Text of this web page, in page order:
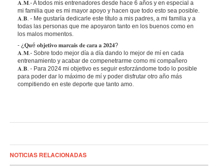
𝐀.𝐌.- A todos mis entrenadores desde hace 6 años y en especial a
mi familia que es mi mayor apoyo y hacen que todo esto sea posible.
𝐀.𝐁. - Me gustaría dedicarle este título a mis padres, a mi familia y a
todas las personas que me apoyaron tanto en los buenos como en
los malos momentos.
- ¿𝐐𝐮é 𝐨𝐛𝐣𝐞𝐭𝐢𝐯𝐨 𝐦𝐚𝐫𝐜𝐚𝐢𝐬 𝐝𝐞 𝐜𝐚𝐫𝐚 𝐚 𝟐𝟎𝟐𝟒?
𝐀.𝐌.- Sobre todo mejor día a día dando lo mejor de mí en cada
entrenamiento y acabar de compenetrarme como mi compañero
𝐀.𝐁. - Para 2024 mi objetivo es seguir esforzándome todo lo posible
para poder dar lo máximo de mí y poder disfrutar otro año más
compitiendo en este deporte que tanto amo.
NOTICIAS RELACIONADAS